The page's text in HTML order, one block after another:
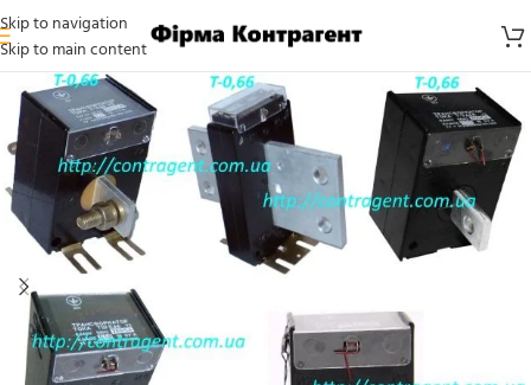
Skip to navigation
Skip to main content